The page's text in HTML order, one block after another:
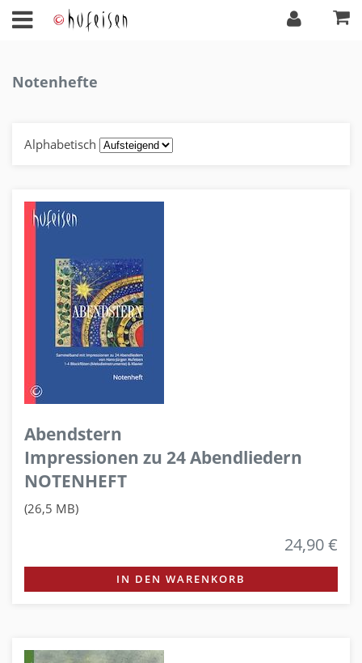
Notenhefte
Alphabetisch
Abendstern
Impressionen zu 24 Abendliedern
NOTENHEFT
(26,5 MB)
24,90 €
IN DEN WARENKORB